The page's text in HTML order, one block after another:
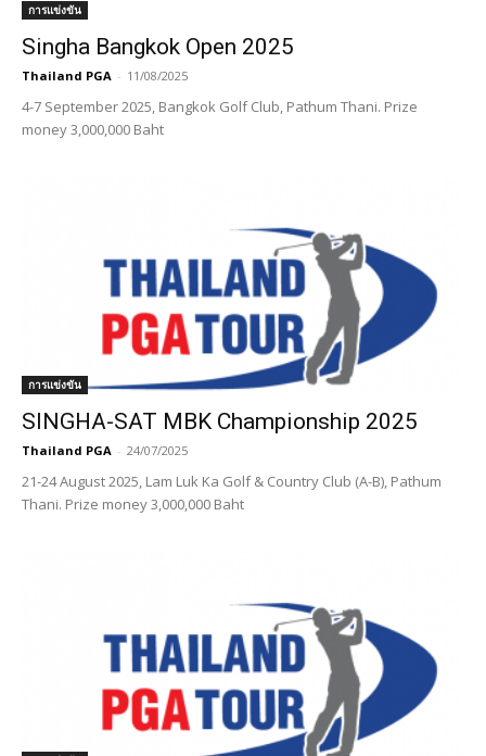
การแข่งขัน
Singha Bangkok Open 2025
Thailand PGA - 11/08/2025
4-7 September 2025, Bangkok Golf Club, Pathum Thani. Prize
money 3,000,000 Baht
การแข่งขัน
SINGHA-SAT MBK Championship 2025
Thailand PGA - 24/07/2025
21-24 August 2025, Lam Luk Ka Golf & Country Club (A-B), Pathum
Thani. Prize money 3,000,000 Baht